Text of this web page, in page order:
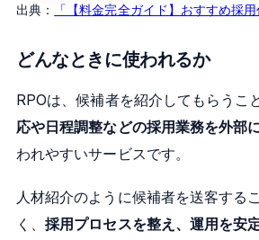
出典： 「【料金完全ガイド】おすすめ採用
どんなときに使われるか
RPOは、候補者を紹介してもらうこ
応や日程調整などの採用業務を外部
われやすいサービスです。
人材紹介のように候補者を送客する
く、採用プロセスを整え、運用を安